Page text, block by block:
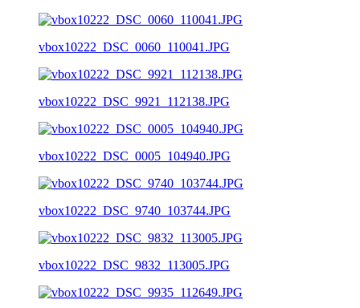
vbox10222_DSC_0060_110041.JPG
vbox10222_DSC_9921_112138.JPG
vbox10222_DSC_0005_104940.JPG
vbox10222_DSC_9740_103744.JPG
vbox10222_DSC_9832_113005.JPG